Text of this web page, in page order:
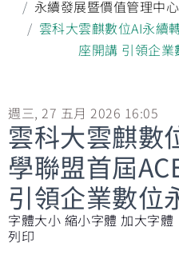
永續發展暨價值管理中心
雲科大雲麒數位AI永續
座開講 引領企
週三, 27 五月 2026 16:05
雲科大雲麒數
學聯盟首屆
引領企業數位
字體大小 縮小字體 加大字體
列印